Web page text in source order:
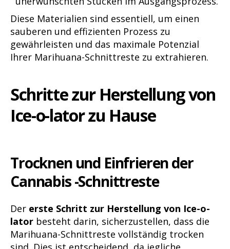
Diese Materialien sind essentiell, um einen
sauberen und effizienten Prozess zu
gewährleisten und das maximale Potenzial
Ihrer Marihuana-Schnittreste zu extrahieren.
Schritte zur Herstellung von
Ice-o-lator zu Hause
Trocknen und Einfrieren der
Cannabis -Schnittreste
Der erste Schritt zur Herstellung von Ice-o-
lator besteht darin, sicherzustellen, dass die
Marihuana-Schnittreste vollständig trocken